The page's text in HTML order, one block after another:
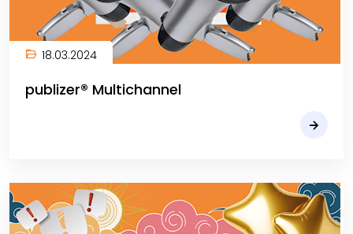
18.03.2024
publizer® Multichannel